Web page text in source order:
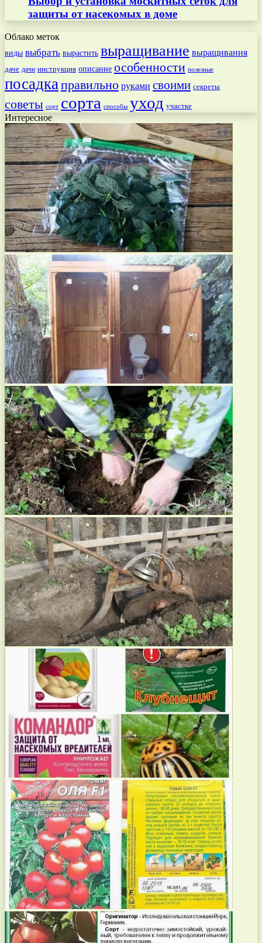
защиты от насекомых в доме
Облако меток
виды выбрать вырастить выращивание выращивания
даче дачи инструкция описание особенности полезные
посадкаправильно руками своими секреты
советы сорт сорта способы уход участке
Интересное